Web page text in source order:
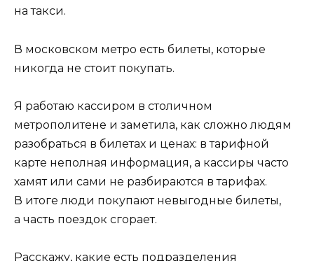
на такси.
В московском метро есть билеты, которые
никогда не стоит покупать.
Я работаю кассиром в столичном
метрополитене и заметила, как сложно людям
разобраться в билетах и ценах: в тарифной
карте неполная информация, а кассиры часто
хамят или сами не разбираются в тарифах.
В итоге люди покупают невыгодные билеты,
а часть поездок сгорает.
Расскажу, какие есть подразделения